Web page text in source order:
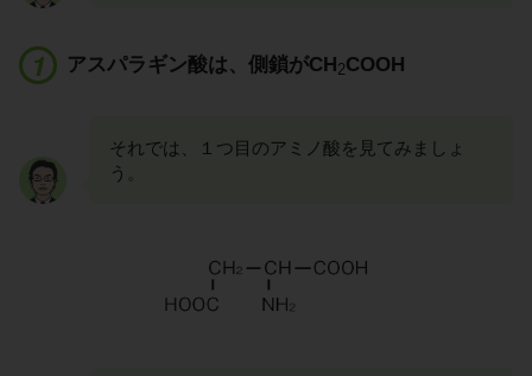
アスパラギン酸は、側鎖がCH 2COOH
それでは、１つ目のアミノ酸を見てみましょ
う。